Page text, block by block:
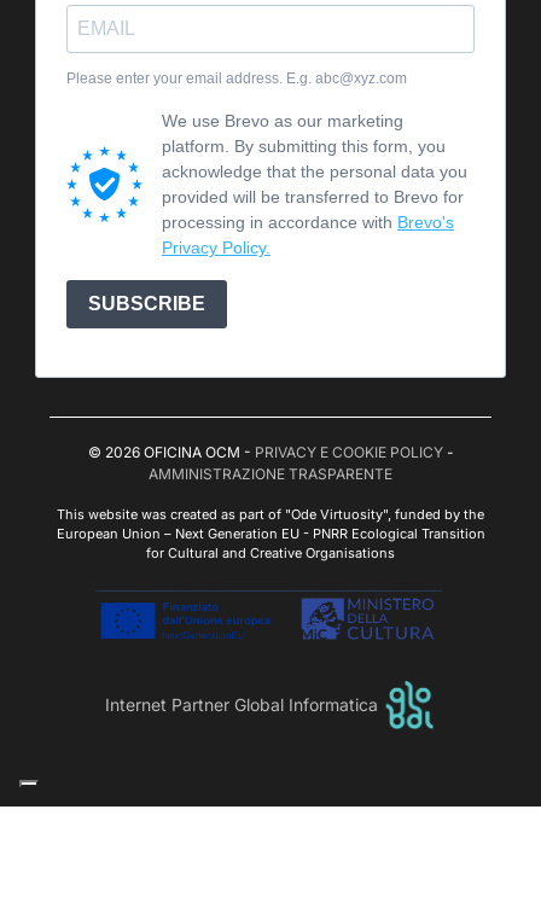
Please enter your email address. E.g. abc@xyz.com
We use Brevo as our marketing
platform. By submitting this form, you
acknowledge that the personal data you
provided will be transferred to Brevo for
processing in accordance with Brevo's
Privacy Policy.
SUBSCRIBE
© 2026 OFICINA OCM - PRIVACY E COOKIE POLICY-
AMMINISTRAZIONE TRASPARENTE
This website was created as part of "Ode Virtuosity", funded by the
European Union – Next Generation EU - PNRR Ecological Transition
for Cultural and Creative Organisations
Internet Partner Global Informatica